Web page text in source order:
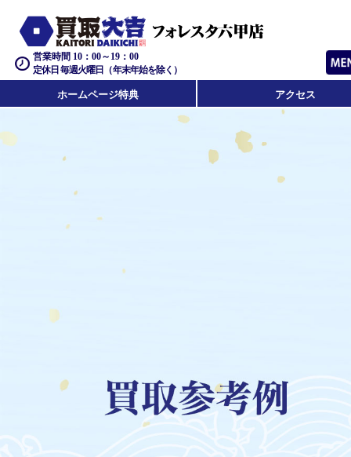
営業時間 10：00～19：00
定休日 毎週火曜日（年末年始を除く）
ホームページ特典 アクセス